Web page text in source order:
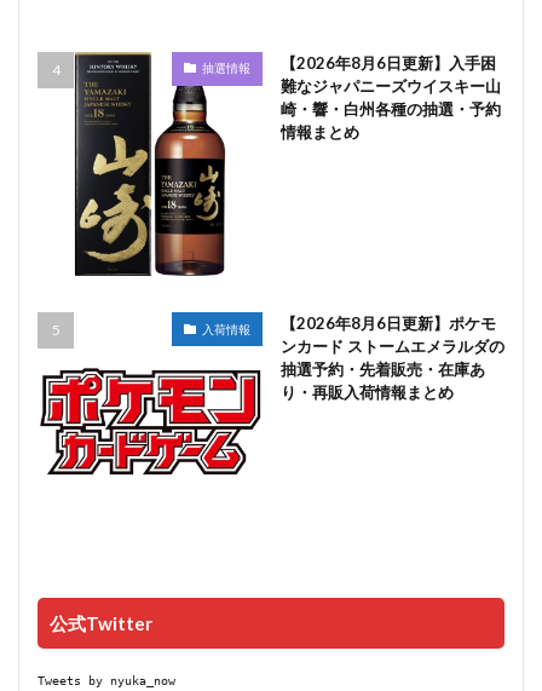
抽選情報
【2026年8月6日更新】入手困
難なジャパニーズウイスキー山
崎・響・白州各種の抽選・予約
情報まとめ
入荷情報
【2026年8月6日更新】ポケモ
ンカード ストームエメラルダの
抽選予約・先着販売・在庫あ
り・再販入荷情報まとめ
公式Twitter
Tweets by nyuka_now